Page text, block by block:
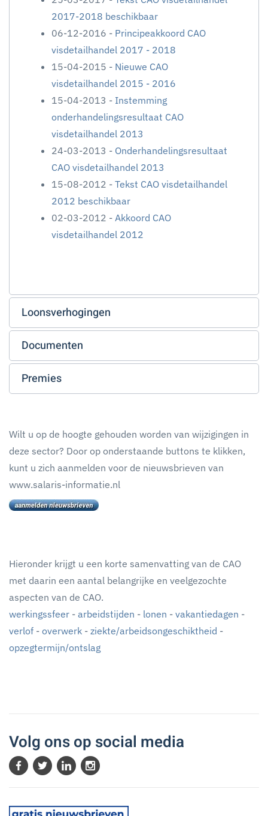
2017-2018 beschikbaar
06-12-2016 - Principeakkoord CAO
visdetailhandel 2017 - 2018
15-04-2015 - Nieuwe CAO
visdetailhandel 2015 - 2016
15-04-2013 - Instemming
onderhandelingsresultaat CAO
visdetailhandel 2013
24-03-2013 - Onderhandelingsresultaat
CAO visdetailhandel 2013
15-08-2012 - Tekst CAO visdetailhandel
2012 beschikbaar
02-03-2012 - Akkoord CAO
visdetailhandel 2012
Loonsverhogingen
Documenten
Premies
Wilt u op de hoogte gehouden worden van wijzigingen in
deze sector? Door op onderstaande buttons te klikken,
kunt u zich aanmelden voor de nieuwsbrieven van
www.salaris-informatie.nl
Hieronder krijgt u een korte samenvatting van de CAO
met daarin een aantal belangrijke en veelgezochte
aspecten van de CAO.
werkingssfeer - arbeidstijden - lonen - vakantiedagen -
verlof - overwerk - ziekte/arbeidsongeschiktheid -
opzegtermijn/ontslag
Volg ons op social media